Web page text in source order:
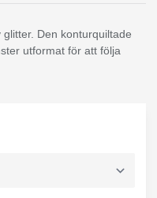
Den konturquiltade
utformat för att följa